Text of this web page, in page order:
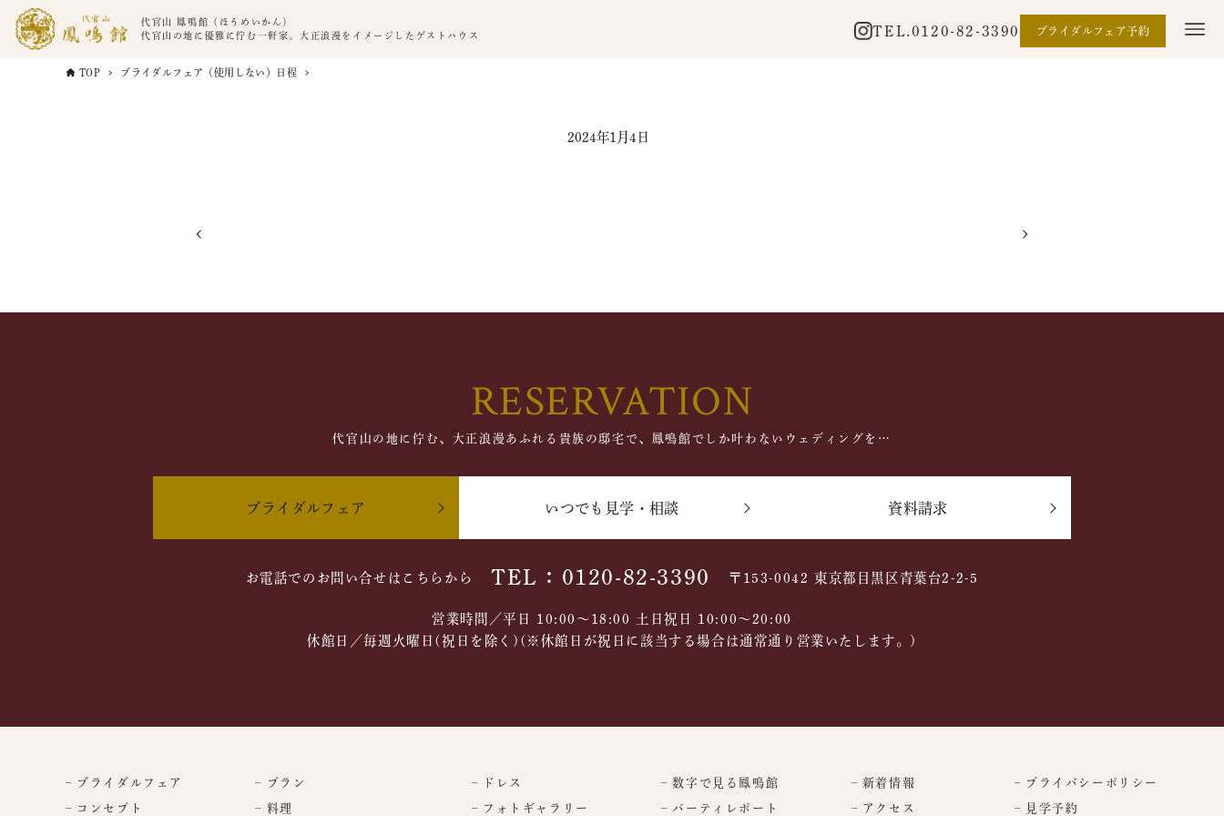
代官山 鳳鳴館（ほうめいかん）
代官山の地に優雅に佇む一軒家。大正浪漫をイメージしたゲストハウス
TEL. 0120-82-3390 ブライダルフェア予約
TOP ブライダルフェア（使用しない）日程
2024年1月4日
RESERVATION
代官山の地に佇む、大正浪漫あふれる貴族の邸宅で、鳳鳴館でしか叶わないウェディングを…
ブライダルフェア いつでも見学・相談 資料請求
お電話でのお問い合せはこちらから TEL：0120-82-3390 〒153-0042 東京都目黒区青葉台2-2-5
営業時間／平日 10:00～18:00 土日祝日 10:00〜20:00
休館日／毎週火曜日(祝日を除く)(※休館日が祝日に該当する場合は通常通り営業いたします。)
– ブライダルフェア
– コンセプト
– プラン
– 料理
– ドレス
– フォトギャラリー
– 数字で見る鳳鳴館
– パーティレポート
– 新着情報
– アクセス
– プライバシーポリシー
– 見学予約